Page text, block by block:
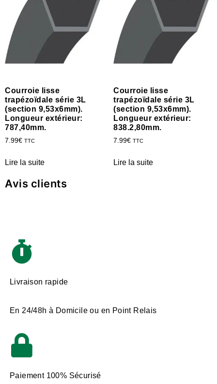
Courroie lisse
trapézoïdale série 3L
(section 9,53x6mm).
Longueur extérieur:
787,40mm.
7.99€ TTC
Lire la suite
Courroie lisse
trapézoïdale série 3L
(section 9,53x6mm).
Longueur extérieur:
838.2,80mm.
7.99€ TTC
Lire la suite
Avis clients
Livraison rapide
En 24/48h à Domicile ou en Point Relais
Paiement 100% Sécurisé